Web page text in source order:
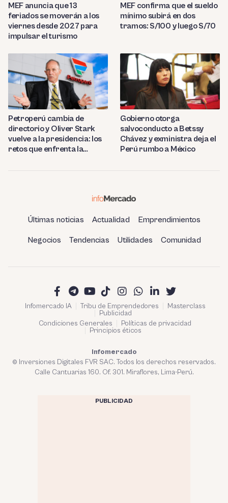
MEF anuncia que 13
feriados se moverán a los
viernes desde 2027 para
impulsar el turismo
MEF confirma que el sueldo
mínimo subirá en dos
tramos: S/100 y luego S/70
Petroperú cambia de
directorio y Oliver Stark
vuelve a la presidencia: los
retos que enfrenta la
Gobierno otorga
salvoconducto a Betssy
Chávez y exministra deja el
Perú rumbo a México
Últimas noticias Actualidad Emprendimientos
Negocios Tendencias Utilidades Comunidad
Infomercado IA Tribu de Emprendedores
Masterclass
Publicidad
Condiciones Generales
Políticas de privacidad
Principios éticos
Infomercado
© Inversiones Digitales FVR SAC. Todos los derechos reservados.
Calle Cantuarias 160. Of. 301. Miraflores, Lima-Perú.
PUBLICIDAD